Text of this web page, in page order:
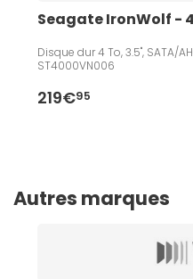
Seagate IronWolf -
Disque dur 4 To, 3.5", SATA/
ST4000VN006
219€95
Autres marques